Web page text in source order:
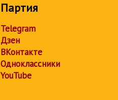
Партия
Telegram
Дзен
ВКонтакте
Одноклассники
YouTube